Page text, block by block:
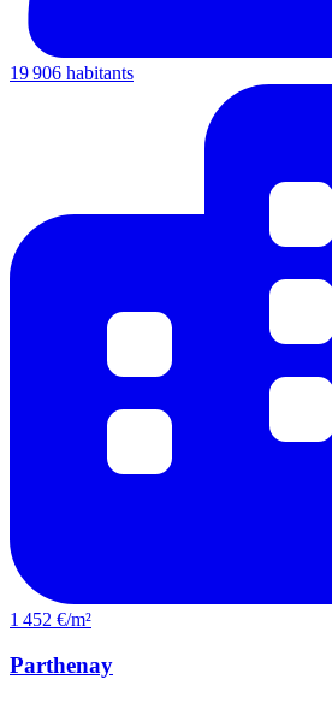
19 906 habitants
1 452 €/m²
Parthenay